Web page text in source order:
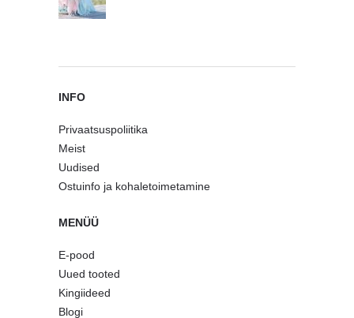
INFO
Privaatsuspoliitika
Meist
Uudised
Ostuinfo ja kohaletoimetamine
MENÜÜ
E-pood
Uued tooted
Kingiideed
Blogi